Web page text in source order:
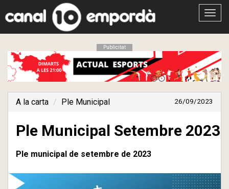
Obrir
Publicitat
A la carta Ple Municipal 26/09/2023
Ple Municipal Setembre 2023
Ple municipal de setembre de 2023